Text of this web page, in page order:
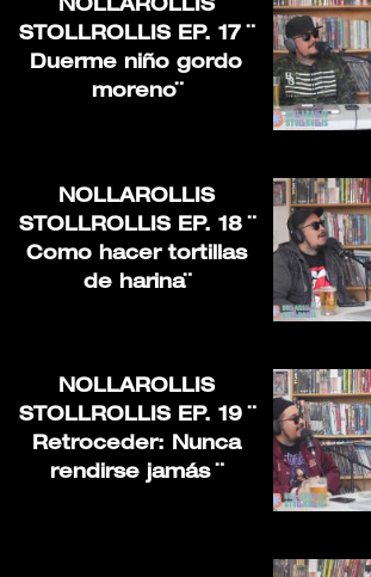
NOLLAROLLIS
STOLLROLLIS EP. 17 ¨
Duerme niño gordo
moreno¨
NOLLAROLLIS
STOLLROLLIS EP. 18 ¨
Como hacer tortillas
de harina¨
NOLLAROLLIS
STOLLROLLIS EP. 19 ¨
Retroceder: Nunca
rendirse jamás ¨